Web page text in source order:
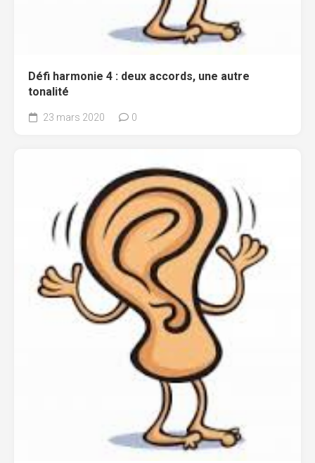
Défi harmonie 4 : deux accords, une autre
tonalité
23 mars 2020 0